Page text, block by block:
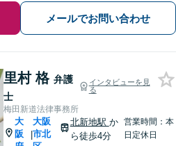
メールでお問い合わせ
里村 格 弁護
士
インタビューを見
る
梅田新道法律事務所
大
阪
|
大阪
市北
北新地駅 か
ら徒歩4分
営業時間：本
日定休日